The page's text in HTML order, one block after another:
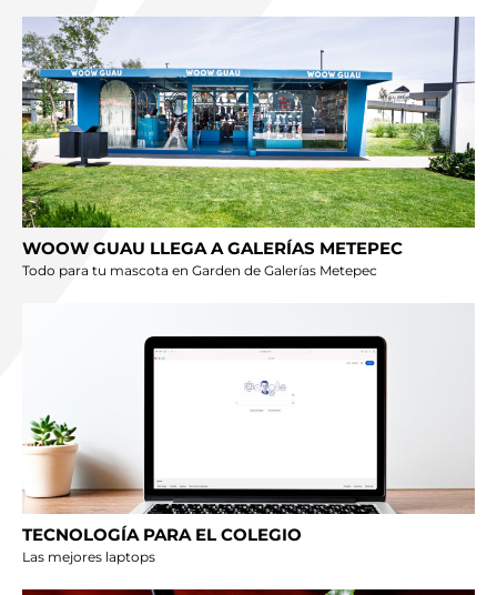
WOOW GUAU LLEGA A GALERÍAS METEPEC
Todo para tu mascota en Garden de Galerías Metepec
TECNOLOGÍA PARA EL COLEGIO
Las mejores laptops